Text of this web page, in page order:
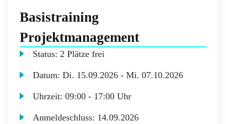
Basistraining
Projektmanagement
Status:2 Plätze frei
Datum:Di. 15.09.2026 -Mi. 07.10.2026
Uhrzeit:09:00 - 17:00 Uhr
Anmeldeschluss: 14.09.2026